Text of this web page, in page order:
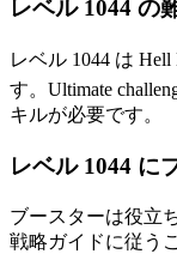
レベル 1044 の
レベル 1044 は Hell
す。Ultimate
キルが必要です。
レベル 1044 に
ブースターは役立
戦略ガイドに従う